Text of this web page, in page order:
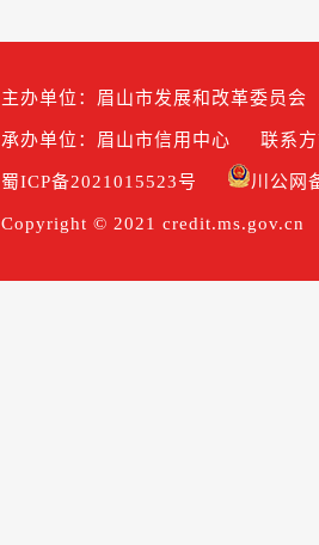
主办单位：眉山市发展和改革委员会
承办单位：眉山市信用中心 联系
蜀ICP备2021015523号 川公网
Copyright © 2021 credit.ms.gov.cn